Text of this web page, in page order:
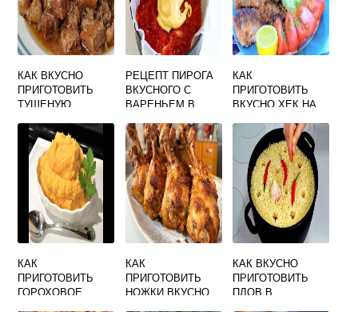
КАК ВКУСНО
ПРИГОТОВИТЬ
ТУШЕНУЮ
РЕЦЕПТ ПИРОГА
ВКУСНОГО С
ВАРЕНЬЕМ В
КАК
ПРИГОТОВИТЬ
ВКУСНО ХЕК НА
КАК
ПРИГОТОВИТЬ
ГОРОХОВОЕ
КАК
ПРИГОТОВИТЬ
НОЖКИ ВКУСНО
КАК ВКУСНО
ПРИГОТОВИТЬ
ПЛОВ В